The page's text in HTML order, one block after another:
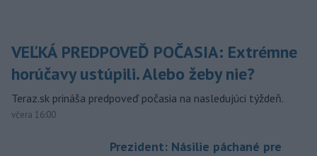
VEĽKÁ PREDPOVEĎ POČASIA: Extrémne
horúčavy ustúpili. Alebo žeby nie?
Teraz.sk prináša predpoveď počasia na nasledujúci týždeň.
včera 16:00
Prezident: Násilie páchané pre